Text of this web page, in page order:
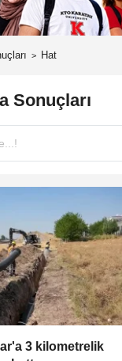
Hat
Sonuçları
3 kilometrelik